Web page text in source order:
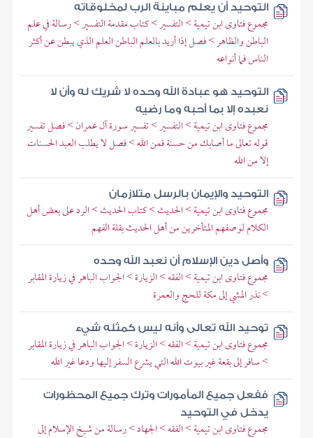
التوحيد أن يعلم مباينة الرب لمخلوقاته
مجموع فتاوى ابن تيمية > التفسير > كتاب مقدمة التفسير > رسالة في علم
الباطن والظاهر > فصل إذا أريد بالعلم الباطن العلم الذي يبطن عن أكثر
الناس فما أنواعه
التوحيد هو عبادة الله وحده لا شريك له وأن لا
نعبده إلا بما أحبه وما رضيه
مجموع فتاوى ابن تيمية > التفسير > تفسير سورة آل عمران > فصل تفسير
قوله تعالى ما أصابك من حسنة فمن الله > فصل لا يطلب العبد الحسنات
إلا من الله
التوحيد والإيمان بالرسل متلازمان
مجموع فتاوى ابن تيمية > الحديث > كتاب الحديث > الرد على بعض أهل
الكلام لوصفهم المتأخرين من أهل الحديث بقلة الفهم
وأصل دين الإسلام أن نعبد الله وحده
مجموع فتاوى ابن تيمية > الفقه > الزيارة > الجواب الباهر في زيارة المقابر
> نذر المشي إلى مكة للحج والعمرة
توحيد الله تعالى وأنه ليس كمثله شيء
مجموع فتاوى ابن تيمية > الفقه > الزيارة > الجواب الباهر في زيارة المقابر
> سافر إلى بقعة غير بيوت الله التي يشرع السفر إليها ودعا غير الله
ففعل جميع المأمورات وترك جميع المحظورات
يدخل في التوحيد
مجموع فتاوى ابن تيمية > الفقه > الجهاد > رسالة من شيخ الإسلام إلى